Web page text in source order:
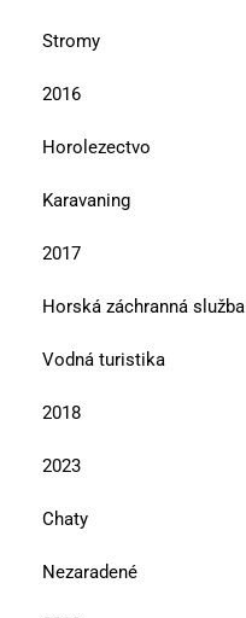
Stromy
2016
Horolezectvo
Karavaning
2017
Horská záchranná služba
Vodná turistika
2018
2023
Chaty
Nezaradené